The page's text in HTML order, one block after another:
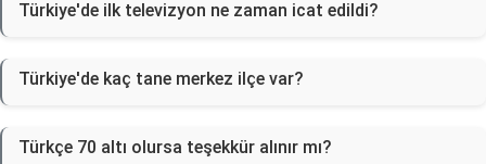
Türkiye'de ilk televizyon ne zaman icat edildi?
Türkiye'de kaç tane merkez ilçe var?
Türkçe 70 altı olursa teşekkür alınır mı?